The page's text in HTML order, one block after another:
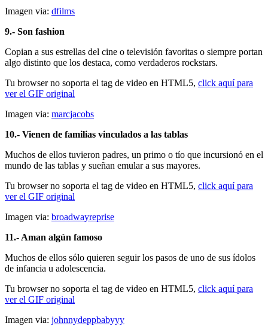
Imagen via: dfilms
9.- Son fashion
Copian a sus estrellas del cine o televisión favoritas o siempre portan
algo distinto que los destaca, como verdaderos rockstars.
Tu browser no soporta el tag de video en HTML5, click aquí para
ver el GIF original
Imagen via: marcjacobs
10.- Vienen de familias vinculados a las tablas
Muchos de ellos tuvieron padres, un primo o tío que incursionó en el
mundo de las tablas y sueñan emular a sus mayores.
Tu browser no soporta el tag de video en HTML5, click aquí para
ver el GIF original
Imagen via: broadwayreprise
11.- Aman algún famoso
Muchos de ellos sólo quieren seguir los pasos de uno de sus ídolos
de infancia u adolescencia.
Tu browser no soporta el tag de video en HTML5, click aquí para
ver el GIF original
Imagen via: johnnydeppbabyyy